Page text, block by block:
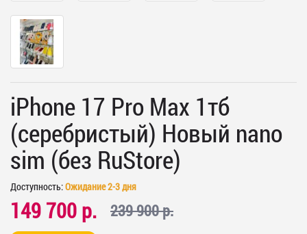
iPhone 17 Pro Max 1тб
(серебристый) Новый nano
sim (без RuStore)
Доступность:Ожидание 2-3 дня
149 700 р. 239 900 р.